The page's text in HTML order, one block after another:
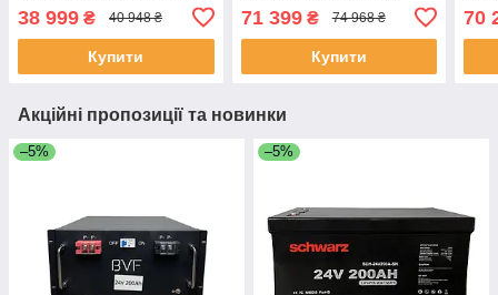
38 999 ₴ 40 948 ₴
Купити
71 399₴ 74 968 ₴
Купити
70
Акційні пропозиції та новинки
–5% –5%